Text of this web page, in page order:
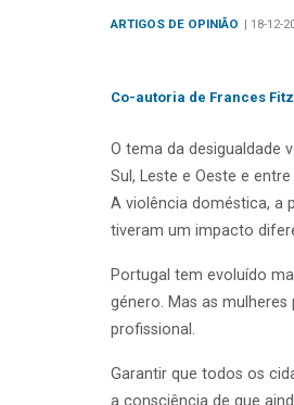
ARTIGOS DE OPINIÃO | 18-12-
Co-autoria de Frances
O tema da desigualdade
Sul, Leste e Oeste e
A violência doméstica, a
tiveram um impacto
Portugal tem evoluído
género. Mas as
profissional.
Garantir que todos os
a consciência de que